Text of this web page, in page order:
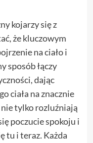
kojarzy się z
że kluczowym
na ciało i
sposób łączy
dając
ciała na znacznie
nie tylko rozluźniają
poczucie spokoju i
tu i teraz. Każda